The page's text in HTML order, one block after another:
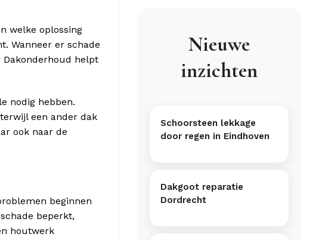
welke oplossing
Wanneer er schade
helpt
nodig hebben.
een ander dak
ook naar de
beginnen
beperkt,
houtwerk
Nieuwe
inzichten
Schoorsteen lekkage
door regen in Eindhoven
Dakgoot reparatie
Dordrecht